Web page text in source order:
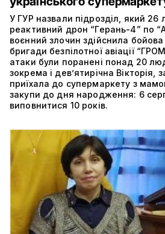
У ГУР назвали підрозділ, який 26
реактивний дрон “Герань-4” по
воєнний злочин здійснила
бригади безпілотної авіації
атаки були поранені понад 20
зокрема і дев’ятирічна Вікторія,
приїхала до супермаркету з
закупи до дня народження: 6
виповнитися 10 років.